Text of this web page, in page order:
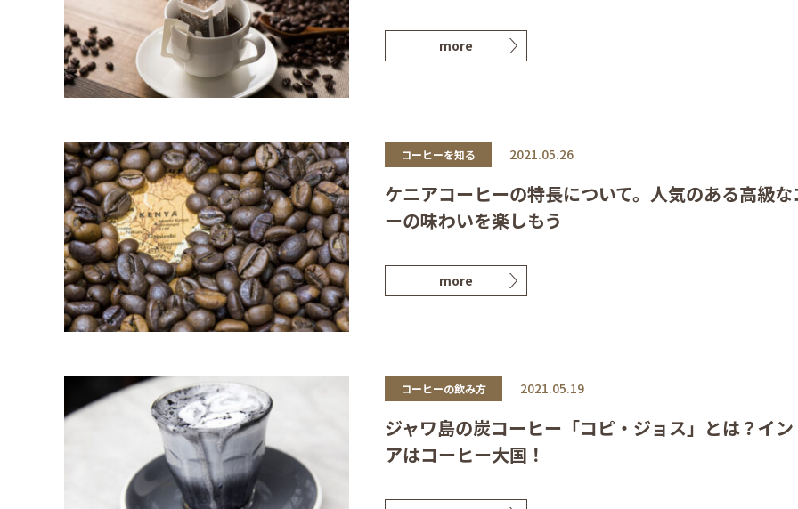
more
コーヒーを知る 2021.05.26
ケニアコーヒーの特長について。人気のある高級
ーの味わいを楽しもう
more
コーヒーの飲み方 2021.05.19
ジャワ島の炭コーヒー「コピ・ジョス」とは？イ
アはコーヒー大国！